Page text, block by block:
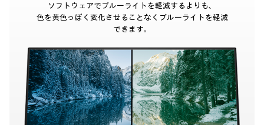
ソフトウェアでブルーライトを軽減するよりも、
色を黄色っぽく変化させることなくブルーライトを軽減
できます。